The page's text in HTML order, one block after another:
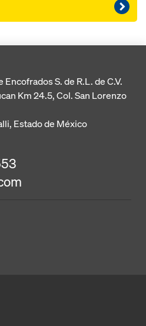
S. de R.L. de C.V.
Km 24.5, Col. San Lorenzo
Estado de México